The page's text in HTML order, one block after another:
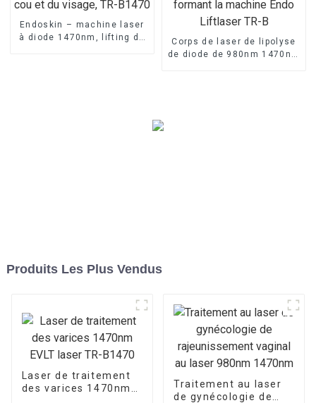
Endoskin – machine laser
à diode 1470nm, lifting du
Corps de laser de lipolyse
de diode de 980nm 1470nm
Produits Les Plus Vendus
Laser de traitement
des varices 1470nm
Traitement au laser
de gynécologie de